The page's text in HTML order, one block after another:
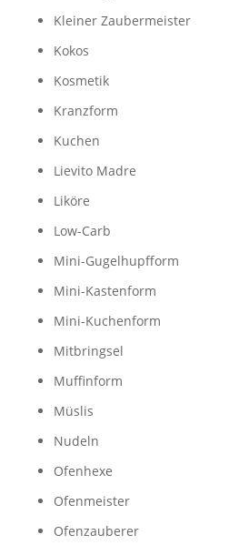
Kleiner Zaubermeister
Kokos
Kosmetik
Kranzform
Kuchen
Lievito Madre
Liköre
Low-Carb
Mini-Gugelhupfform
Mini-Kastenform
Mini-Kuchenform
Mitbringsel
Muffinform
Müslis
Nudeln
Ofenhexe
Ofenmeister
Ofenzauberer